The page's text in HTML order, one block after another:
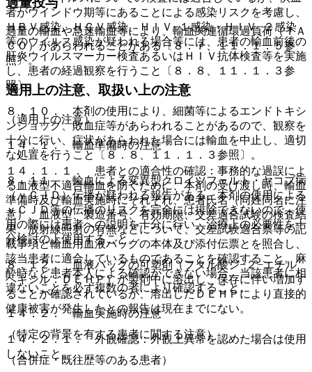
過量の輸血や急速輸血等により、輸血関連循環過負荷（ＴＡ
ＣＯ）があらわれることがある〔８．７、１１．１．５参
照〕。
適用上の注意、取扱い上の注意
（適用上の注意）
１４．１． 輸血準備時の注意
１４．１．１． 患者との適合性の確認：事務的な過誤によ
る血液型不適合輸血を防ぐために、本剤の受け渡し時、輸血
準備時及び輸血実施時にそれぞれ、患者氏名（同姓同名に注
意）、血液型、製造番号、有効期限、交差適合試験の検査結
果、放射線照射の有無などについて、交差試験適合票等の記
載事項と輸血用血液バッグの本体及び添付伝票とを照合し、
該当患者に適合しているものであることを確認すること。麻
酔時など患者本人による確認ができない場合、当該患者に相
違ないことを必ず複数の者により確認すること。
１４．２． 輸血実施時の注意
１４．２．１． 外観確認：外観上異常を認めた場合は使用
しないこと。
者がウインドウ期等にあることによる感染リスクを考慮し、
ＨＢＶ感染、ＨＣＶ感染、ＨＩＶ−１感染・ＨＩＶ−２感染
等のウイルス感染が疑われる場合等には、患者の輸血前後の
肝炎ウイルスマーカー検査あるいはＨＩＶ抗体検査等を実施
し、患者の経過観察を行うこと〔８．８、１１．１．３参
照〕。
８．１０． 本剤の使用により、細菌等によるエンドトキシ
ンショック、敗血症等があらわれることがあるので、観察を
十分に行い、症状があらわれた場合には輸血を中止し、適切
な処置を行うこと〔８．８、１１．１．３参照〕。
８．１１． 輸血による変異型クロイツフェルト・ヤコブ病
（ｖＣＪＤ）伝播が疑われる報告がある。本剤の使用による
ｖＣＪＤ等の伝播のリスクを完全には排除できないので、使
用の際には患者への説明を十分に行い、治療上の必要性を十
分検討の上使用すること。
８．１２． 血液バッグの可塑剤（フタル酸ジ−２−エチル
ヘキシル：ＤＥＨＰ）が製剤中に溶出し、保存に伴い増加す
ることが確認されているが、溶出したＤＥＨＰにより直接的
健康被害が発生したとの報告は現在までにない。
（特定の背景を有する患者に関する注意）
（合併症・既往歴等のある患者）